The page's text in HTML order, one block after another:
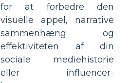
for at forbedre den
visuelle appel, narrative
sammenhæng og
effektiviteten af ​​din
sociale mediehistorie
eller influencer-